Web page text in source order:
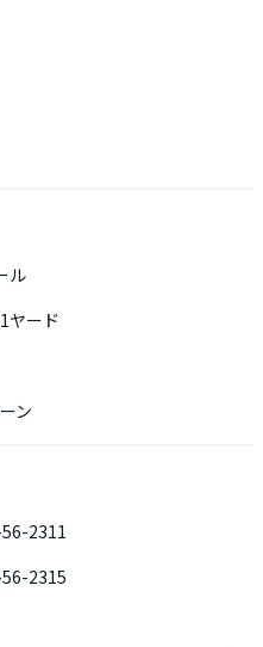
ル
ヤード
ン
2311
2315